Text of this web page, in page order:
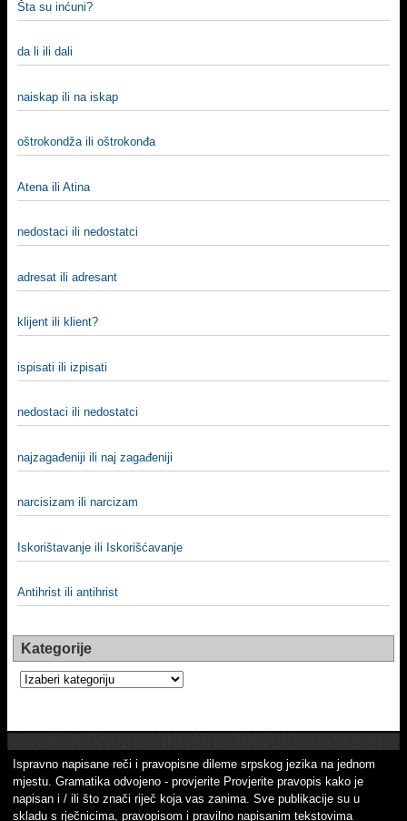
Šta su inćuni?
da li ili dali
naiskap ili na iskap
oštrokondža ili oštrokonđa
Atena ili Atina
nedostaci ili nedostatci
adresat ili adresant
klijent ili klient?
ispisati ili izpisati
nedostaci ili nedostatci
najzagađeniji ili naj zagađeniji
narcisizam ili narcizam
Iskorištavanje ili Iskorišćavanje
Antihrist ili antihrist
Kategorije
Kategorije
Ispravno napisane reči i pravopisne dileme srpskog jezika na jednom
mjestu. Gramatika odvojeno - provjerite Provjerite pravopis kako je
napisan i / ili što znači riječ koja vas zanima. Sve publikacije su u
skladu s rječnicima, pravopisom i pravilno napisanim tekstovima